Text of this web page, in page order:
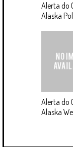
Alerta do
Alaska
Alerta do
Alaska